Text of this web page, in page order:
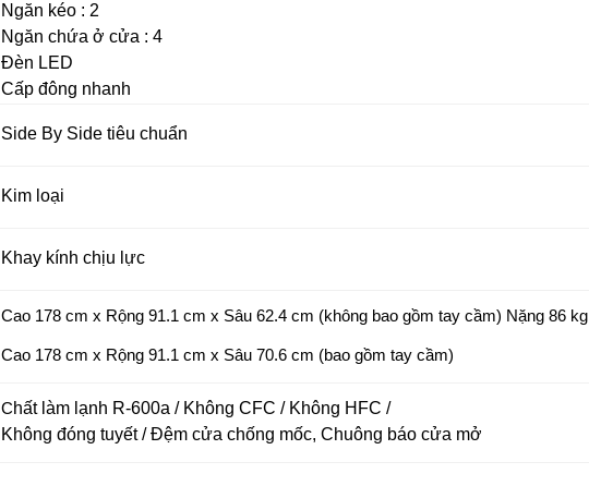
Ngăn kéo : 2
Ngăn chứa ở cửa : 4
Đèn LED
Cấp đông nhanh
Side By Side tiêu chuẩn
Kim loại
Khay kính chịu lực
Cao 178 cm x Rộng 91.1 cm x Sâu 62.4 cm (không bao gồm tay cầm) Nặng 86 kg
Cao 178 cm x Rộng 91.1 cm x Sâu 70.6 cm (bao gồm tay cầm)
Chất làm lạnh R-600a / Không CFC / Không HFC /
Không đóng tuyết / Đệm cửa chống mốc, Chuông báo cửa mở